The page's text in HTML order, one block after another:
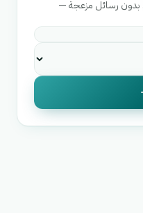
بدون رسائل مزعجة —